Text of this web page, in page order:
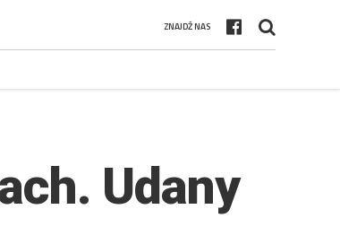
ZNAJDŹ NAS
Udany